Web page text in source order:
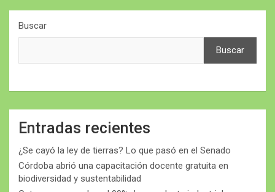
Buscar
Buscar
Entradas recientes
¿Se cayó la ley de tierras? Lo que pasó en el Senado
Córdoba abrió una capacitación docente gratuita en
biodiversidad y sustentabilidad